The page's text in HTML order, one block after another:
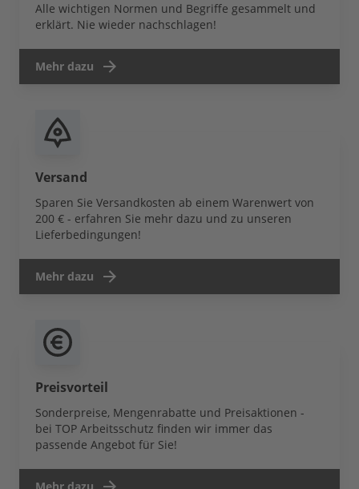
Alle wichtigen Normen und Begriffe gesammelt und
erklärt. Nie wieder nachschlagen!
Mehr dazu
Versand
Sparen Sie Versandkosten ab einem Warenwert von
200 € - erfahren Sie mehr dazu und zu unseren
Lieferbedingungen!
Mehr dazu
Preisvorteil
Sonderpreise, Mengenrabatte und Preisaktionen -
bei TOP Arbeitsschutz finden wir immer das
passende Angebot für Sie!